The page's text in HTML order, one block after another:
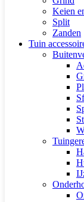
Keien
Split
Zanden
Tuin